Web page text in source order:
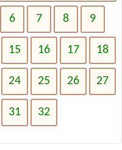
6 7 8 9
15 16 17 18
24 25 26 27
31 32